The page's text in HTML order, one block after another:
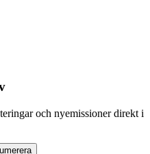
och nyemissioner direkt i